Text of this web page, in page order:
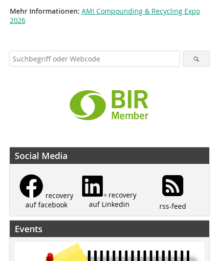
Mehr Informationen: AMI Compounding & Recycling Expo
2026
Social Media
recovery
auf facebook
recovery
auf Linkedin
rss-feed
Events